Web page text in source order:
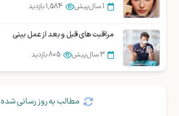
1 سال پیش 1,584 بازدید
مراقبت های قبل و بعد از عمل بینی
3 سال پیش 805 بازدید
مطالب به روز رسانی شده